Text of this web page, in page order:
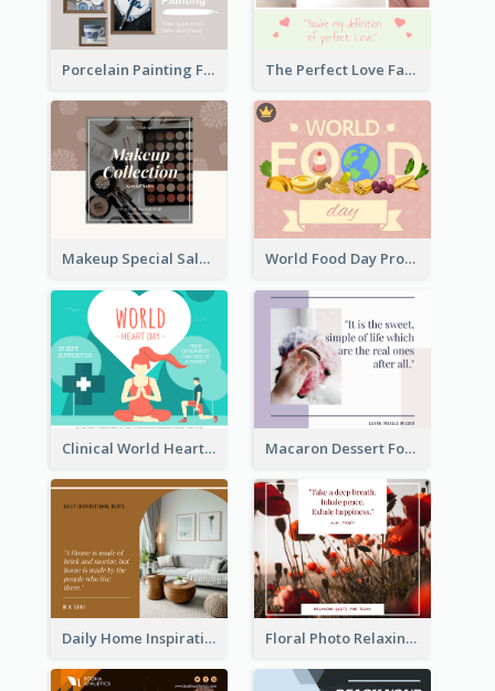
Porcelain Painting Facebook Post The Perfect Love Facebook Post
Makeup Special Sale Facebook Post World Food Day Promote Facebook Post
Clinical World Heart Day Quote Facebook Post Macaron Dessert Food Facebook Post
Daily Home Inspirational Quote Facebook Post Floral Photo Relaxing Quote Facebook Post